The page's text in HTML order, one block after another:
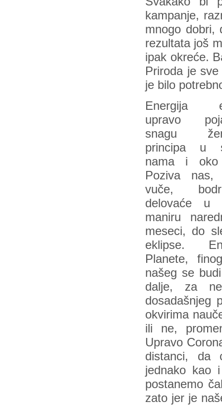
kampanje,
mnogo
rezultata još
ipak okreće.
Priroda je
je bilo
Energija
upravo
snagu
principa u
nama i oko
Poziva nas,
vuče,
delovaće u
maniru
meseci, do
eklipse.
Planete,
našeg se
dalje, za
dosadašnjeg
okvirima
ili ne,
Upravo
distanci, da
jednako kao
postanemo
zato jer je